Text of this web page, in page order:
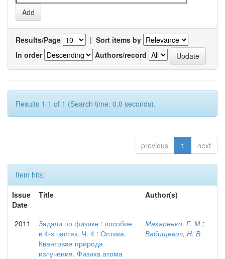
Results/Page | Sort items by
In order
Authors/record
Results 1-1 of 1 (Search time: 0.0 seconds).
previous 1 next
Item hits:
Issue
Date
Title Author(s)
2011
Задачи по физике : пособие
в 4-х частях. Ч. 4 : Оптика.
Квантовая природа
излучения. Физика атома
Макаренко, Г. М.;
Вабищевич, Н. В.